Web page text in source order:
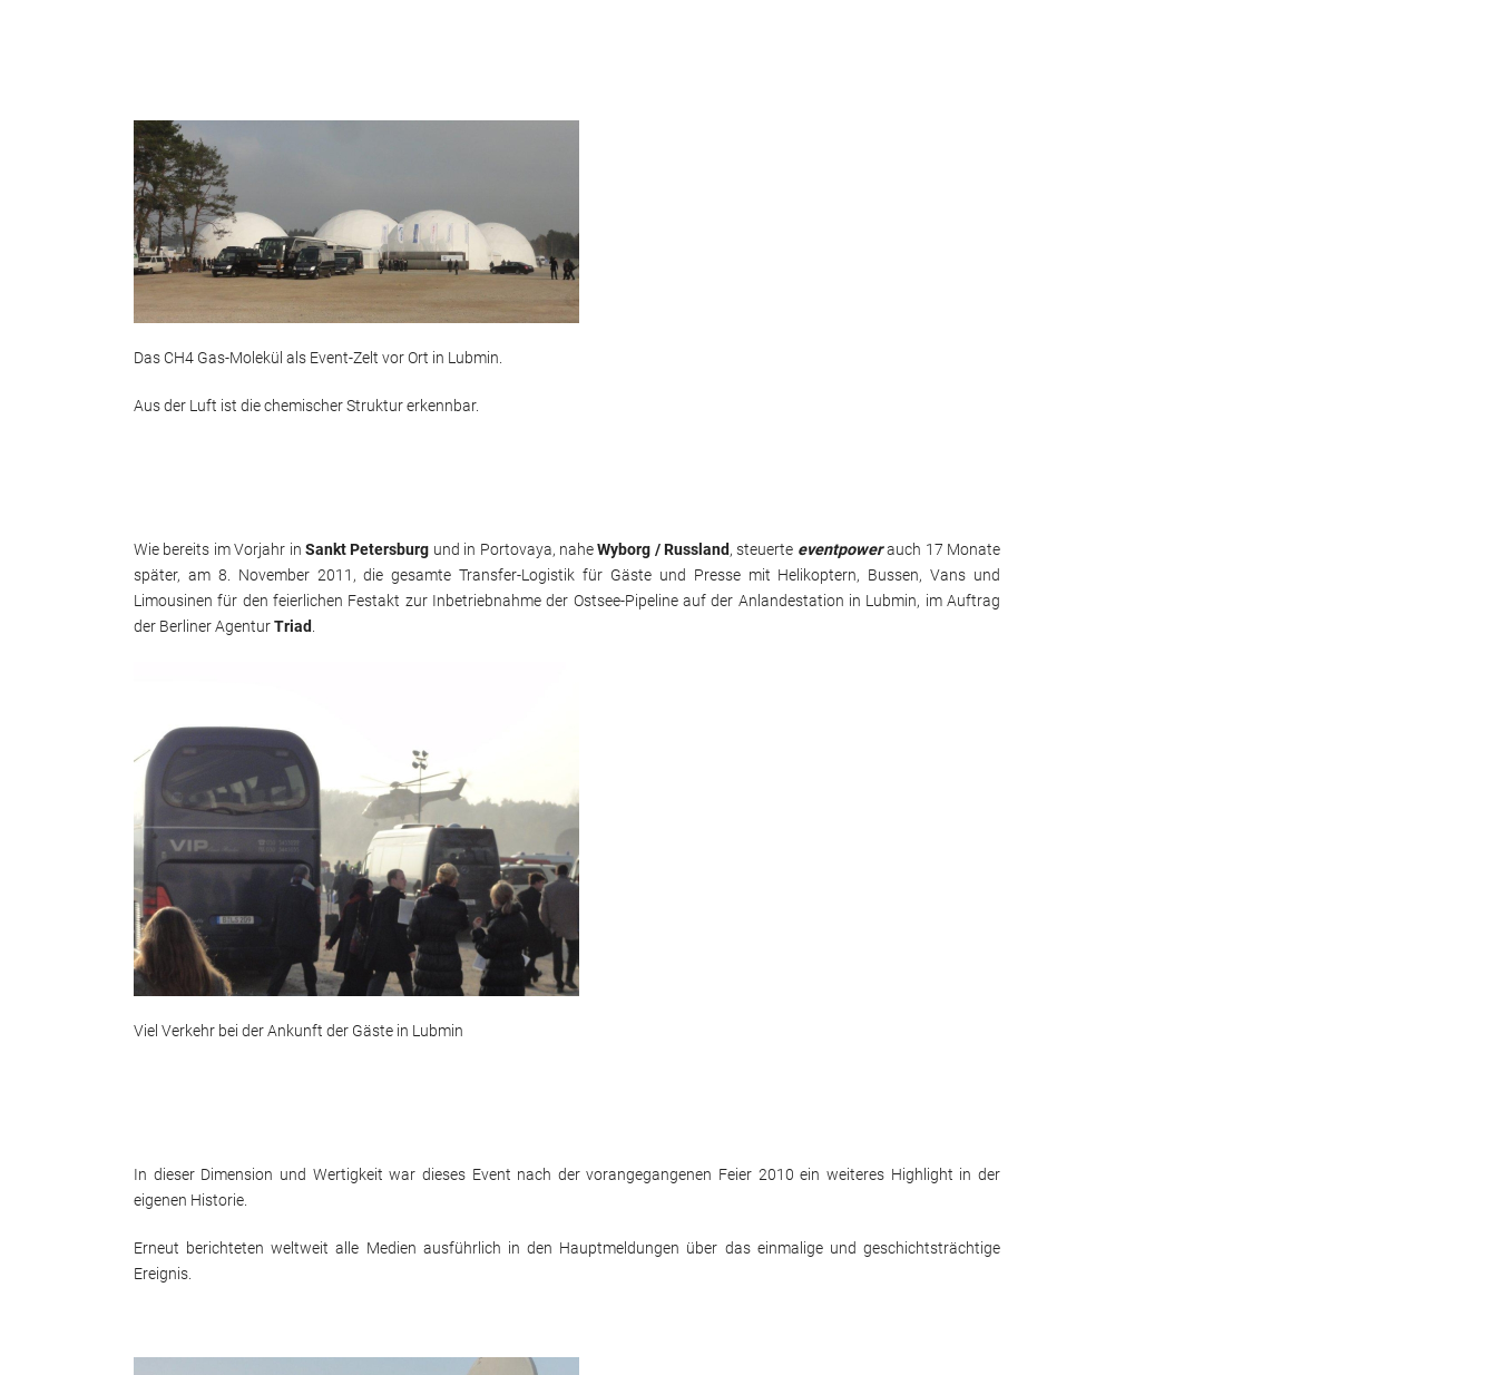
Das CH4 Gas-Molekül als Event-Zelt vor Ort in Lubmin.
Aus der Luft ist die chemischer Struktur erkennbar.
Wie bereits im Vorjahr in Sankt Petersburg und in Portovaya, naheWyborg / Russland, steuerte eventpowerauch 17 Monate
später, am 8. November 2011, die gesamte Transfer-Logistik für Gäste und Presse mit Helikoptern, Bussen, Vans und
Limousinen für den feierlichen Festakt zur Inbetriebnahme der Ostsee-Pipeline auf der Anlandestation in Lubmin, im Auftrag
der Berliner AgenturTriad.
Viel Verkehr bei der Ankunft der Gäste in Lubmin
In dieser Dimension und Wertigkeit war dieses Event nach der vorangegangenen Feier 2010 ein weiteres Highlight in der
eigenen Historie.
Erneut berichteten weltweit alle Medien ausführlich in den Hauptmeldungen über das einmalige und geschichtsträchtige
Ereignis.